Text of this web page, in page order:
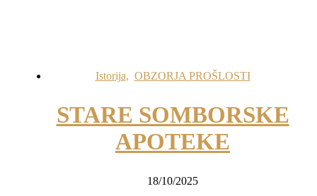
Istorija, OBZORJA PROŠLOSTI
STARE SOMBORSKE
APOTEKE
18/10/2025